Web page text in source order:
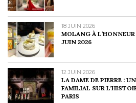
18 JUIN 2026
MOLANG À
JUIN 2026
12 JUIN 2026
LA DAME DE PIERRE :
FAMILIAL SUR
PARIS